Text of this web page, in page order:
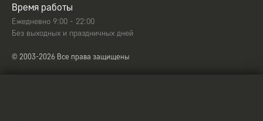
Время работы
Ежедневно 9:00 - 22:00
Без выходных и праздничных дней
© 2003-2026 Все права защищены